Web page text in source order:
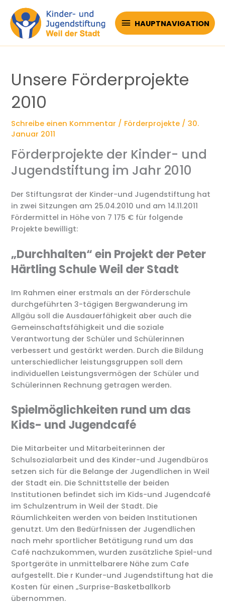
Inhalt
springen
HAUPTNAVIGATION
HAUPTNAVIGATION
Unsere Förderprojekte
2010
Schreibe einen Kommentar / Förderprojekte /30.
Januar 2011
Förderprojekte der Kinder- und
Jugendstiftung im Jahr 2010
Der Stiftungsrat der Kinder-und Jugendstiftung hat
in zwei Sitzungen am 25.04.2010 und am 14.11.2011
Fördermittel in Höhe von 7 175 € für folgende
Projekte bewilligt:
„Durchhalten“ ein Projekt der Peter
Härtling Schule Weil der Stadt
Im Rahmen einer erstmals an der Förderschule
durchgeführten 3-tägigen Bergwanderung im
Allgäu soll die Ausdauerfähigkeit aber auch die
Gemeinschaftsfähigkeit und die soziale
Verantwortung der Schüler und Schülerinnen
verbessert und gestärkt werden. Durch die Bildung
unterschiedlicher leistungsgruppen soll dem
individuellen Leistungsvermögen der Schüler und
Schülerinnen Rechnung getragen werden.
Spielmöglichkeiten rund um das
Kids- und Jugendcafé
Die Mitarbeiter und Mitarbeiterinnen der
Schulsozialarbeit und des Kinder-und Jugendbüros
setzen sich für die Belange der Jugendlichen in Weil
der Stadt ein. Die Schnittstelle der beiden
Institutionen befindet sich im Kids-und Jugendcafé
im Schulzentrum in Weil der Stadt. Die
Räumlichkeiten werden von beiden Institutionen
genutzt. Um den Bedürfnissen der Jugendlichen
nach mehr sportlicher Betätigung rund um das
Café nachzukommen, wurden zusätzliche Spiel-und
Sportgeräte in unmittelbarere Nähe zum Cafe
aufgestellt. Die r Kunder-und Jugendstiftung hat die
Kosten für einen „Surprise-Basketballkorb
übernommen.